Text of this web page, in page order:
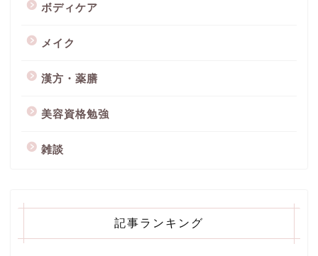
ボディケア
メイク
漢方・薬膳
美容資格勉強
雑談
記事ランキング